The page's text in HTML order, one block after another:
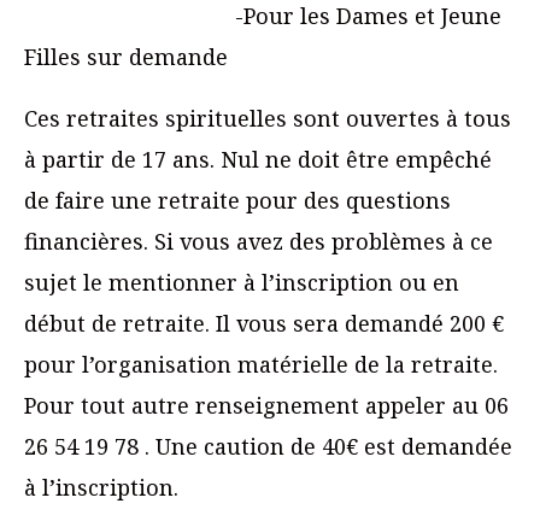
-Pour les Dames et Jeune
Filles sur demande
Ces retraites spirituelles sont ouvertes à tous
à partir de 17 ans. Nul ne doit être empêché
de faire une retraite pour des questions
financières. Si vous avez des problèmes à ce
sujet le mentionner à l’inscription ou en
début de retraite. Il vous sera demandé 200 €
pour l’organisation matérielle de la retraite.
Pour tout autre renseignement appeler au 06
26 54 19 78 . Une caution de 40€ est demandée
à l’inscription.